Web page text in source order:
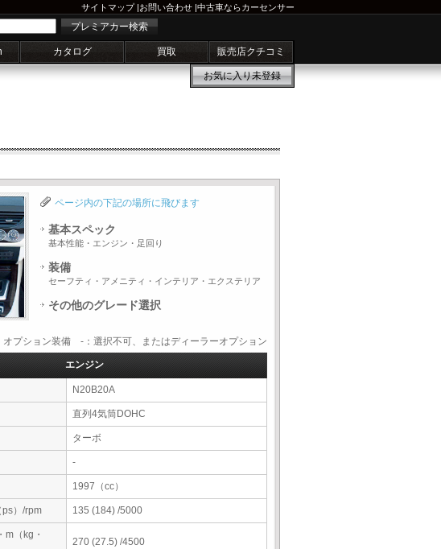
サイトマップ|お問い合わせ |中古車ならカーセンサー
プレミアカー検索
カタログ 買取 販売店クチコミ
お気に入り未登録
ページ内の下記の場所に飛びます
基本スペック
基本性能・エンジン・足回り
装備
セーフティ・アメニティ・インテリア・エクステリア
その他のグレード選択
プション装備 -：選択不可、またはディーラーオプション
エンジン
N20B20A
直列4気筒DOHC
ターボ
-
1997（cc）
ps）/rpm 135 (184) /5000
m（kg・
270 (27.5) /4500